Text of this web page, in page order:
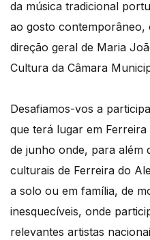
da música tradicional
ao gosto contemporâneo,
direção geral de Maria
Cultura da Câmara
Desafiamos-vos a
que terá lugar em
de junho onde, para além
culturais de Ferreira do
a solo ou em família, de
inesquecíveis, onde
relevantes artistas